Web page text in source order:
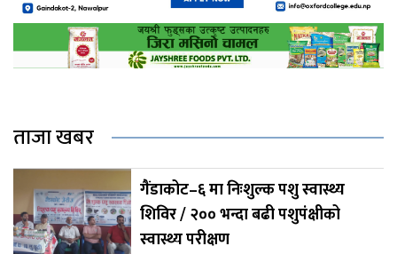
ताजा खबर
गैंडाकोट–६ मा निःशुल्क पशु स्वास्थ्य
शिविर / २०० भन्दा बढी पशुपंक्षीको
स्वास्थ्य परीक्षण